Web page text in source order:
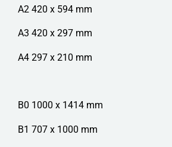
A2 420 x 594 mm
A3 420 x 297 mm
A4 297 x 210 mm
B0 1000 x 1414 mm
B1 707 x 1000 mm